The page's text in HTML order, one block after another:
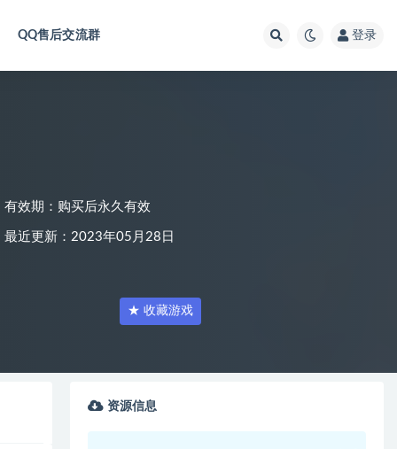
QQ售后交流群 登录
有效期：购买后永久有效
最近更新：2023年05月28日
★ 收藏游戏
资源信息